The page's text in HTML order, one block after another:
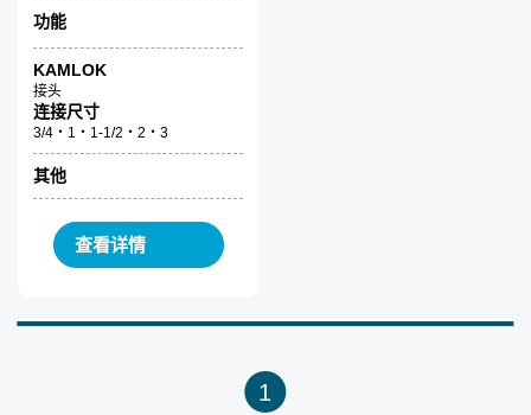
功能
KAMLOK
接头
连接尺寸
3/4・1・1-1/2・2・3
其他
查看详情
1